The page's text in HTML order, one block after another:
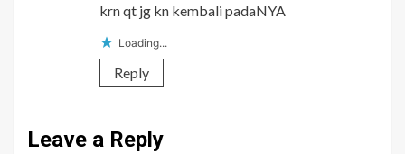
krn qt jg kn kembali padaNYA
Loading...
Reply
Leave a Reply